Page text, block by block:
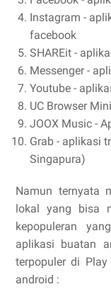
Instagram -
facebook
SHAREit -
Messenger -
Youtube -
UC Browser
JOOX Music -
Grab - aplikasi
Singapura)
Namun ternyata
lokal yang bisa
kepopuleran
aplikasi buatan
terpopuler di
android :